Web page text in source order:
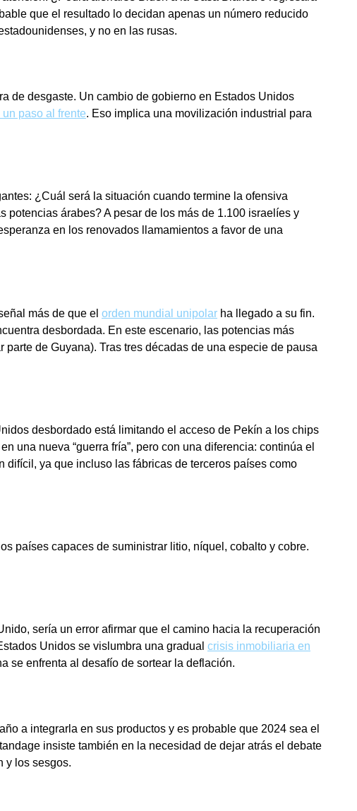
que el resultado lo decidan apenas un número reducido
y no en las rusas.
de desgaste. Un cambio de gobierno en Estados Unidos
un paso al frente. Eso implica una movilización industrial para
¿Cuál será la situación cuando termine la ofensiva
árabes? A pesar de los más de 1.100 israelíes y
en los renovados llamamientos a favor de una
más de que el orden mundial unipolar ha llegado a su fin.
desbordada. En este escenario, las potencias más
de Guyana). Tras tres décadas de una especie de pausa
desbordado está limitando el acceso de Pekín a los chips
una nueva “guerra fría”, pero con una diferencia: continúa el
ya que incluso las fábricas de terceros países como
países capaces de suministrar litio, níquel, cobalto y cobre.
sería un error afirmar que el camino hacia la recuperación
Unidos se vislumbra una gradual crisis inmobiliaria en
se enfrenta al desafío de sortear la deflación.
a integrarla en sus productos y es probable que 2024 sea el
insiste también en la necesidad de dejar atrás el debate
y los sesgos.